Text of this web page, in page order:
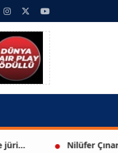
Nilüfer Çınarlı